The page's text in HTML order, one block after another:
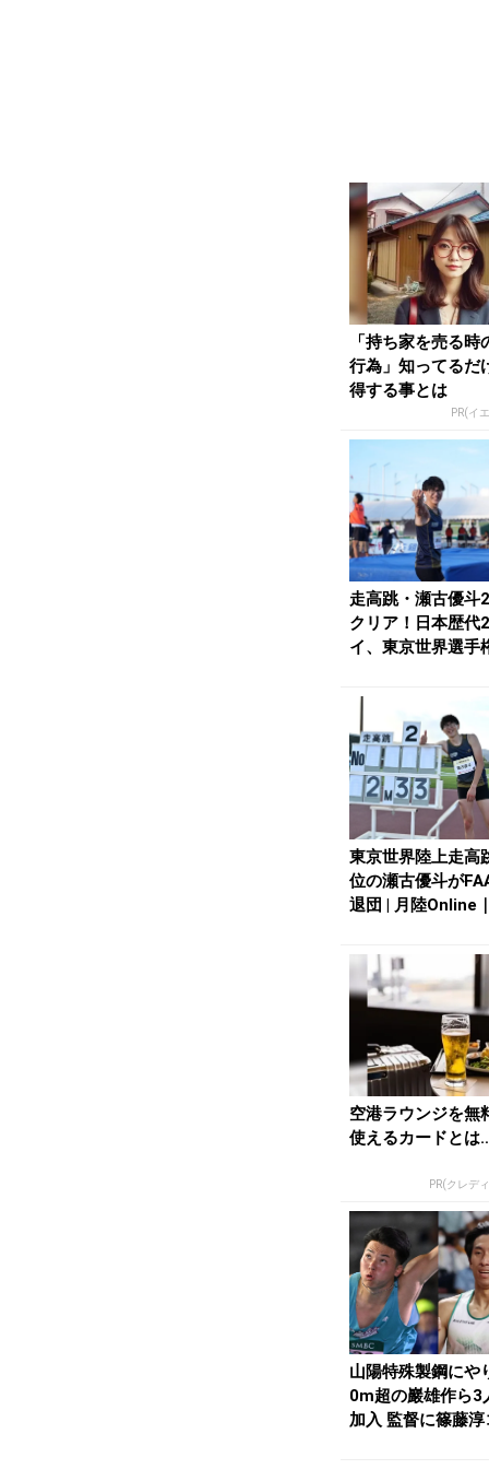
「持ち家を売る時
行為」知ってるだ
得する事とは
PR(イ
走高跳・瀬古優斗
クリア！日本歴代
イ、東京世界選手
東京世界陸上走高
位の瀬古優斗が
退団 | 月陸Online
空港ラウンジを無
使えるカードとは
PR(クレデ
山陽特殊製鋼にや
0m超の巖雄作ら3
加入 監督に篠藤淳